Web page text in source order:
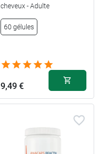
cheveux - Adulte
60 gélules
9,49 €